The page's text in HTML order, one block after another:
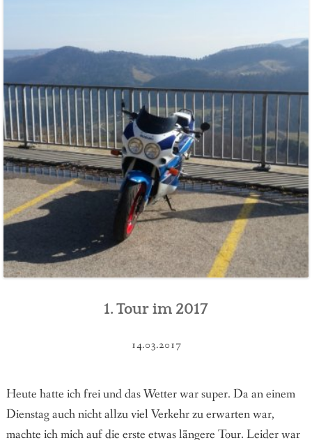
1. Tour im 2017
14.03.2017
Heute hatte ich frei und das Wetter war super. Da an einem
Dienstag auch nicht allzu viel Verkehr zu erwarten war,
machte ich mich auf die erste etwas längere Tour. Leider war